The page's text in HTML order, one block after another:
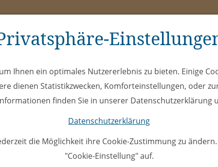
ÖEL Club
Ihnen ein optimales Nutzererlebnis zu bieten. Einige
dienen Statistikzwecken, Komforteinstellungen, oder
finden Sie in unserer Datenschutzerklärung
Datenschutzerklärung
die Möglichkeit ihre Cookie-Zustimmung zu
"Cookie-Einstellung" auf.